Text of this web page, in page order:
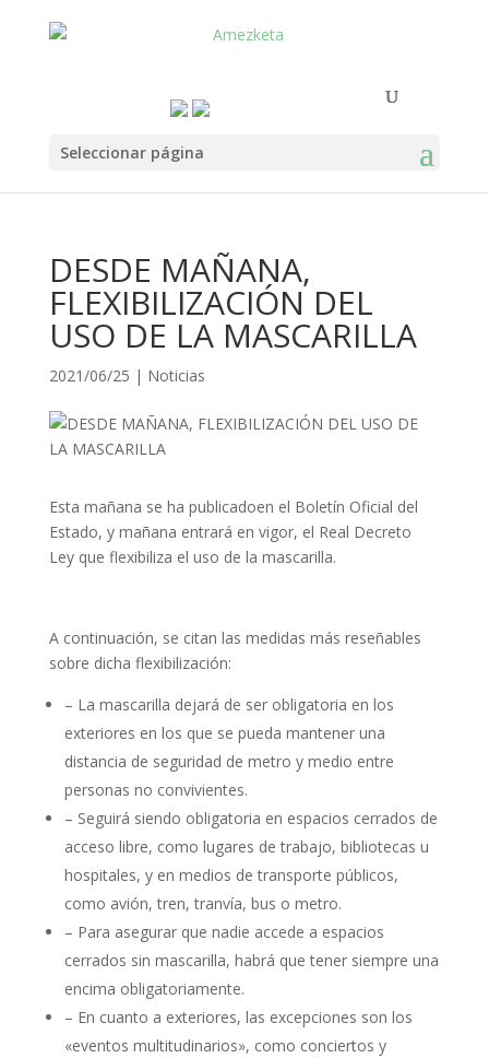
Seleccionar página
DESDE MAÑANA,
FLEXIBILIZACIÓN DEL
USO DE LA MASCARILLA
2021/06/25 | Noticias
Esta mañana se ha publicadoen el Boletín Oficial del
Estado, y mañana entrará en vigor, el Real Decreto
Ley que flexibiliza el uso de la mascarilla.
A continuación, se citan las medidas más reseñables
sobre dicha flexibilización:
– La mascarilla dejará de ser obligatoria en los
exteriores en los que se pueda mantener una
distancia de seguridad de metro y medio entre
personas no convivientes.
– Seguirá siendo obligatoria en espacios cerrados de
acceso libre, como lugares de trabajo, bibliotecas u
hospitales, y en medios de transporte públicos,
como avión, tren, tranvía, bus o metro.
– Para asegurar que nadie accede a espacios
cerrados sin mascarilla, habrá que tener siempre una
encima obligatoriamente.
– En cuanto a exteriores, las excepciones son los
«eventos multitudinarios», como conciertos y